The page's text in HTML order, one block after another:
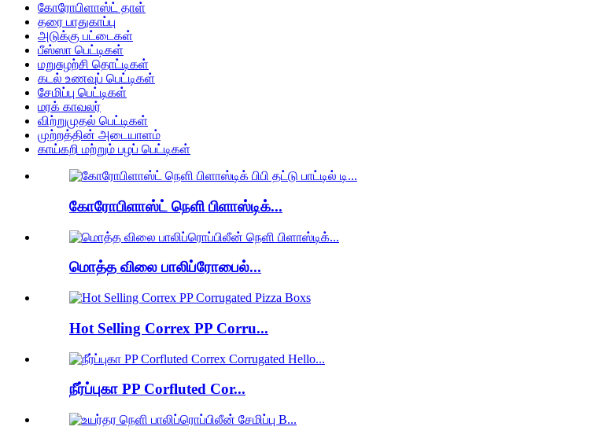
கோரோபிளாஸ்ட் தாள்
தரை பாதுகாப்பு
அடுக்கு பட்டைகள்
பீஸ்ஸா பெட்டிகள்
மறுசுழற்சி தொட்டிகள்
கடல் உணவுப் பெட்டிகள்
சேமிப்பு பெட்டிகள்
மரக் காவலர்
விற்றுமுதல் பெட்டிகள்
முற்றத்தின் அடையாளம்
காய்கறி மற்றும் பழப் பெட்டிகள்
கோரோபிளாஸ்ட் நெளி பிளாஸ்டிக்...
மொத்த விலை பாலிப்ரோபைல்...
Hot Selling Correx PP Corru...
நீர்ப்புகா PP Corfluted Cor...